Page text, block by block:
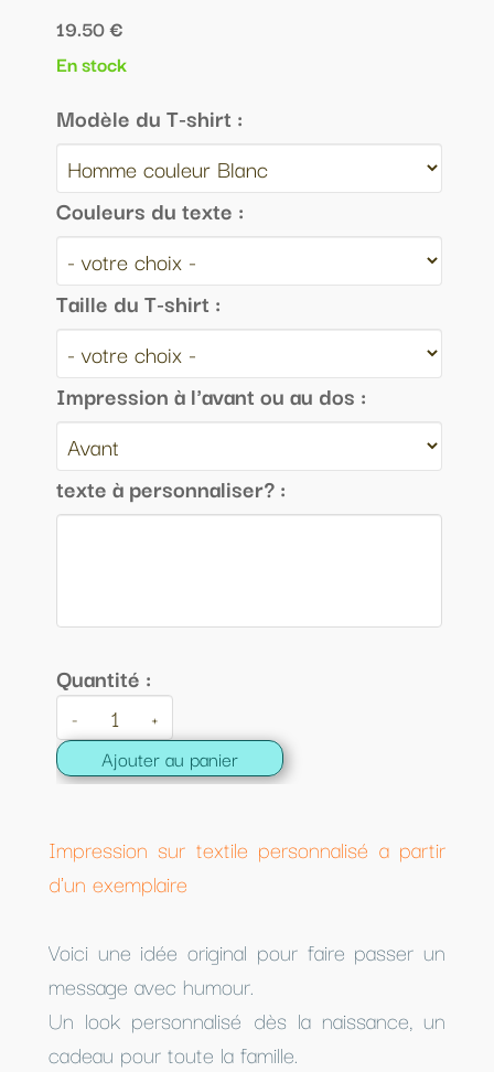
19.50 €
En stock
Modèle du T-shirt :
Couleurs du texte :
Taille du T-shirt :
Impression à l'avant ou au dos :
texte à personnaliser? :
Quantité :
- +
Ajouter au panier
Impression sur textile personnalisé a partir
d'un exemplaire
Voici une idée original pour faire passer un
message avec humour.
Un look personnalisé dès la naissance, un
cadeau pour toute la famille.